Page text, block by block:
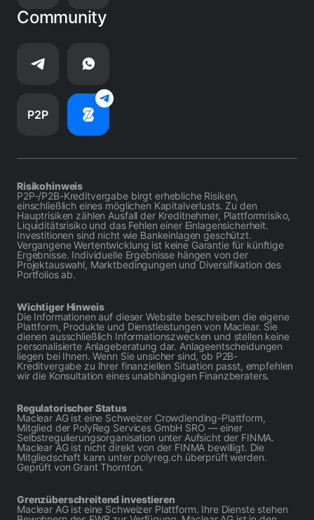
Community
P2P
Risikohinweis
P2P-/P2B-Kreditvergabe birgt erhebliche Risiken,
einschließlich eines möglichen Kapitalverlusts. Zu den
Hauptrisiken zählen Ausfall der Kreditnehmer, Plattformrisiko,
Liquiditätsrisiko und das Fehlen einer Einlagensicherheit.
Investitionen sind nicht wie Bankeinlagen geschützt.
Vergangene Wertentwicklung ist keine Garantie für künftige
Ergebnisse. Individuelle Ergebnisse hängen von der
Projektauswahl, Marktbedingungen und Diversifikation des
Portfolios ab.
Wichtiger Hinweis
Die Informationen auf dieser Website beschreiben die eigene
Plattform, Produkte und Dienstleistungen von Maclear. Sie
dienen ausschließlich Informationszwecken und stellen keine
personalisierte Anlageberatung dar. Anlageentscheidungen
liegen bei Ihnen. Wenn Sie unsicher sind, ob P2B-
Kreditvergabe zu Ihrer finanziellen Situation passt, empfehlen
wir die Konsultation eines unabhängigen Finanzberaters.
Regulatorischer Status
Maclear AG ist eine Schweizer Crowdlending-Plattform,
Mitglied der PolyReg Services GmbH SRO — einer
Selbstregulierungsorganisation unter Aufsicht der FINMA.
Maclear AG ist nicht direkt von der FINMA bewilligt. Die
Mitgliedschaft kann unter polyreg.ch überprüft werden.
Geprüft von Grant Thornton.
Grenzüberschreitend investieren
Maclear AG ist eine Schweizer Plattform. Ihre Dienste stehen